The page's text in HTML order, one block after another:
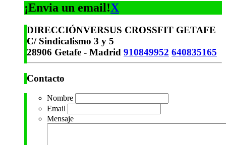
¡Envia un email!X
DIRECCIÓNVERSUS CROSSFIT GETAFE
C/ Sindicalismo 3 y 5
28906 Getafe - Madrid 910849952 640835165
Contacto
Nombre
Email
Mensaje